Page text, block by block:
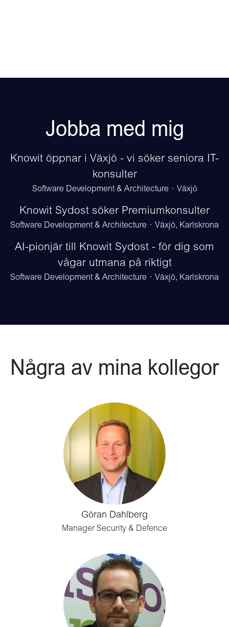
Jobba med mig
Knowit öppnar i Växjö - vi söker seniora IT-
konsulter
Software Development & Architecture · Växjö
Knowit Sydost söker Premiumkonsulter
Software Development & Architecture · Växjö, Karlskrona
AI-pionjär till Knowit Sydost - för dig som
vågar utmana på riktigt
Software Development & Architecture · Växjö, Karlskrona
Några av mina kollegor
Göran Dahlberg
Manager Security & Defence